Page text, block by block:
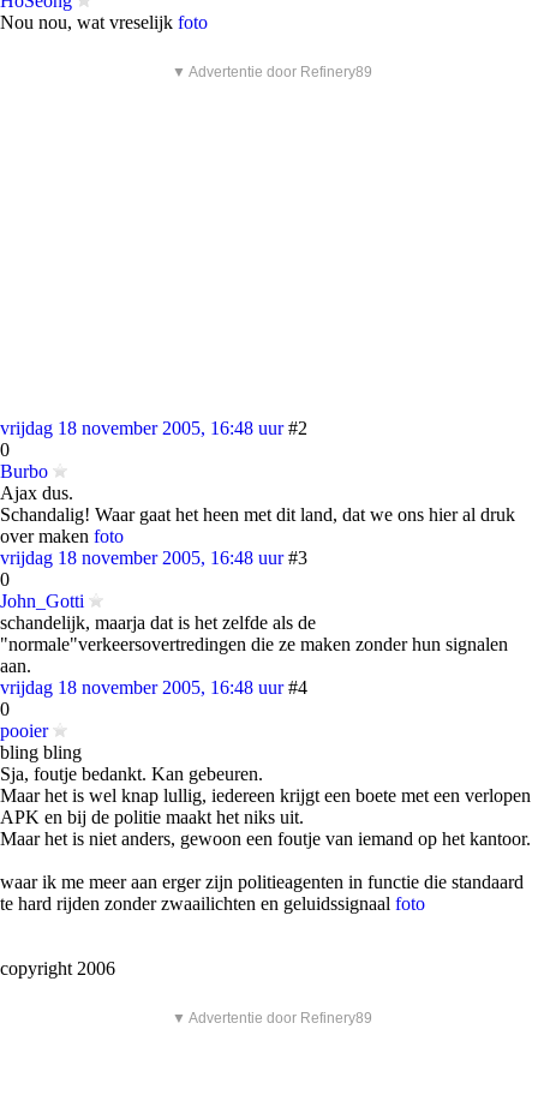
Nou nou, wat vreselijk foto
▼ Advertentie door Refinery89
vrijdag 18 november 2005, 16:48 uur #2
0
Burbo
Ajax dus.
Schandalig! Waar gaat het heen met dit land, dat we ons hier al druk
over maken foto
vrijdag 18 november 2005, 16:48 uur #3
0
John_Gotti
schandelijk, maarja dat is het zelfde als de
"normale"verkeersovertredingen die ze maken zonder hun signalen
aan.
vrijdag 18 november 2005, 16:48 uur #4
0
pooier
bling bling
Sja, foutje bedankt. Kan gebeuren.
Maar het is wel knap lullig, iedereen krijgt een boete met een verlopen
APK en bij de politie maakt het niks uit.
Maar het is niet anders, gewoon een foutje van iemand op het kantoor.
waar ik me meer aan erger zijn politieagenten in functie die standaard
te hard rijden zonder zwaailichten en geluidssignaal foto
copyright 2006
▼ Advertentie door Refinery89